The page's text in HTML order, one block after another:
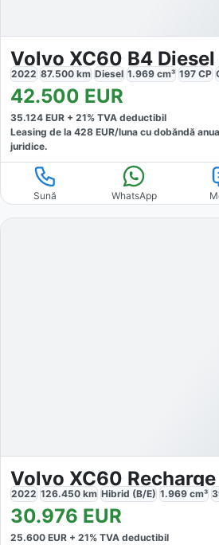
2022 87.500 km Diesel 1.969 cm³ 197 CP
42.500 EUR
35.124 EUR + 21% TVA deductibil
Leasing de la 428 EUR/luna cu dobăndă
juridice.
Sună WhatsApp
2022 126.450 km Hibrid (B/E) 1.969 cm³
30.976 EUR
25.600 EUR + 21% TVA deductibil